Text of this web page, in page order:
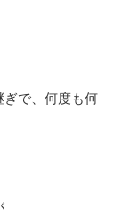
で、何度も何